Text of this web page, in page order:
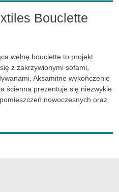
Bouclette
wełnę bouclette to projekt
z zakrzywionymi sofami,
Aksamitne wykończenie
ścienna prezentuje się niezwykle
nowoczesnych oraz